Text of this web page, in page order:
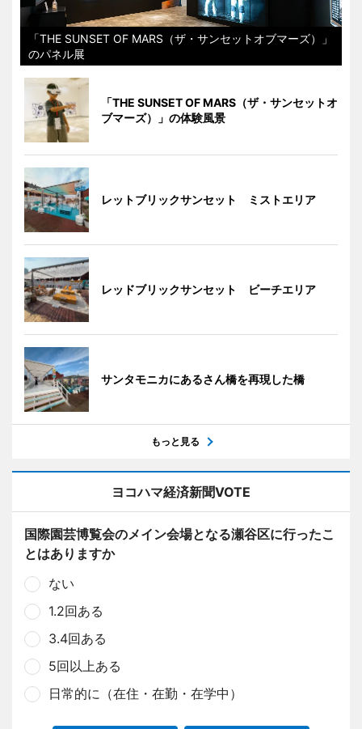
「THE SUNSET OF MARS（ザ・サンセットオブマーズ）」
のパネル展
「THE SUNSET OF MARS（ザ・サンセットオ
ブマーズ）」の体験風景
レットブリックサンセット ミストエリア
レッドブリックサンセット ビーチエリア
サンタモニカにあるさん橋を再現した橋
もっと見る
ヨコハマ経済新聞VOTE
国際園芸博覧会のメイン会場となる瀬谷区に行ったこ
とはありますか
ない
1.2回ある
3.4回ある
5回以上ある
日常的に（在住・在勤・在学中）